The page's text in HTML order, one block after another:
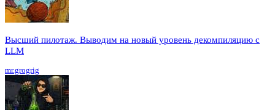
Высший пилотаж. Выводим на новый уровень декомпиляцию с
LLM
mr.grogrig